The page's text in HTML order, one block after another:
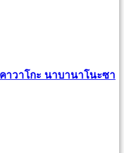
าวาโกะ นาบานาโนะซา